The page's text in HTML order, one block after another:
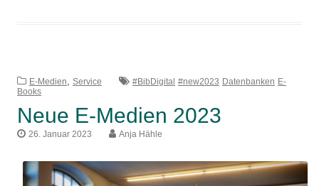
E-Medien, Service #BibDigital #new2023 Datenbanken E-
Books
Neue E-Medien 2023
26. Januar 2023 Anja Hähle